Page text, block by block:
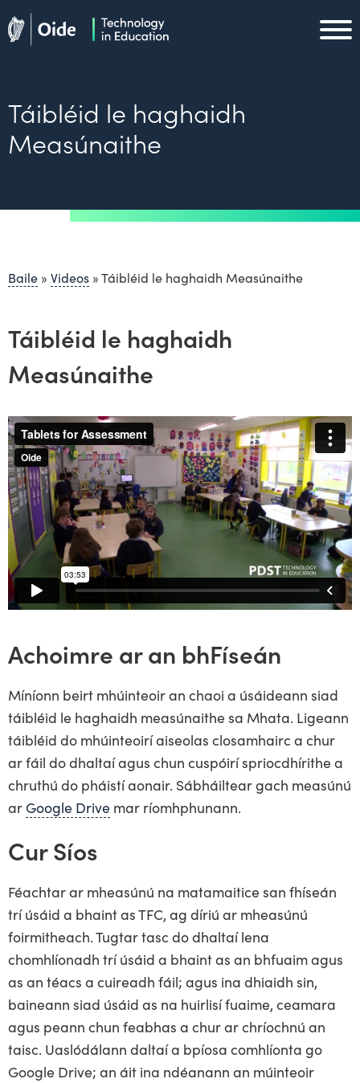
Skip to main content
Táibléid le haghaidh
Measúnaithe
Baile » Videos »Táibléid le haghaidh Measúnaithe
Táibléid le haghaidh
Measúnaithe
Achoimre ar an bhFíseán
Míníonn beirt mhúinteoir an chaoi a úsáideann siad
táibléid le haghaidh measúnaithe sa Mhata. Ligeann
táibléid do mhúinteoirí aiseolas closamhairc a chur
ar fáil do dhaltaí agus chun cuspóirí spriocdhírithe a
chruthú do pháistí aonair. Sábháiltear gach measúnú
ar Google Drive mar ríomhphunann.
Cur Síos
Féachtar ar mheasúnú na matamaitice san fhíseán
trí úsáid a bhaint as TFC, ag díriú ar mheasúnú
foirmitheach. Tugtar tasc do dhaltaí lena
chomhlíonadh trí úsáid a bhaint as an bhfuaim agus
as an téacs a cuireadh fáil; agus ina dhiaidh sin,
baineann siad úsáid as na huirlisí fuaime, ceamara
agus peann chun feabhas a chur ar chríochnú an
taisc. Uaslódálann daltaí a bpíosa comhlíonta go
Google Drive; an áit ina ndéanann an múinteoir